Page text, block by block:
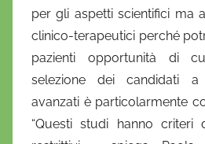
per gli aspetti scientifici ma
clinico-terapeutici perché
pazienti opportunità di
selezione dei candidati a
avanzati è particolarmente
“Questi studi hanno criteri